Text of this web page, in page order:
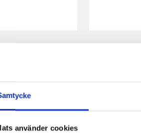
använder cookies